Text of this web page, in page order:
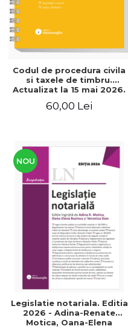
Codul de procedura civila
si taxele de timbru.
Actualizat la 15 mai 2026.
60,00 Lei
NOU
Legislatie notariala. Editia
2026 - Adina-Renate
Motica, Oana-Elena